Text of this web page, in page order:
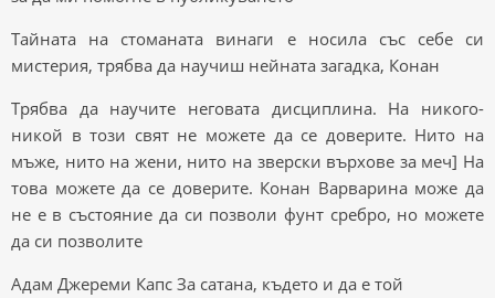
Тайната на стоманата винаги е носила със себе си
мистерия, трябва да научиш нейната загадка, Конан
Трябва да научите неговата дисциплина. На никого-
никой в ​​този свят не можете да се доверите. Нито на
мъже, нито на жени, нито на зверски върхове за меч] На
това можете да се доверите. Конан Варварина може да
не е в състояние да си позволи фунт сребро, но можете
да си позволите
Адам Джереми Капс За сатана, където и да е той